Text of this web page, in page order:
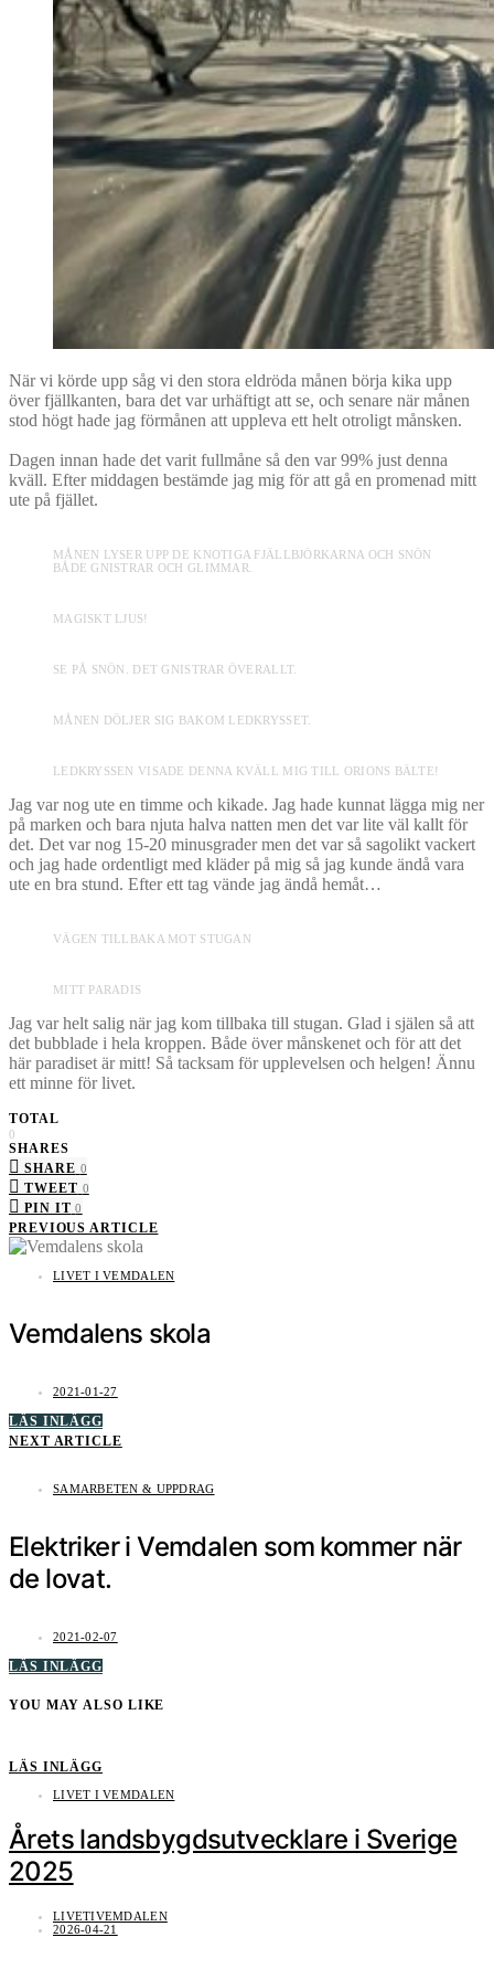
När vi körde upp såg vi den stora eldröda månen börja kika upp
över fjällkanten, bara det var urhäftigt att se, och senare när månen
stod högt hade jag förmånen att uppleva ett helt otroligt månsken.
Dagen innan hade det varit fullmåne så den var 99% just denna
kväll. Efter middagen bestämde jag mig för att gå en promenad mitt
ute på fjället.
MÅNEN LYSER UPP DE KNOTIGA FJÄLLBJÖRKARNA OCH SNÖN
BÅDE GNISTRAR OCH GLIMMAR.
MAGISKT LJUS!
SE PÅ SNÖN. DET GNISTRAR ÖVERALLT.
MÅNEN DÖLJER SIG BAKOM LEDKRYSSET.
LEDKRYSSEN VISADE DENNA KVÄLL MIG TILL ORIONS BÄLTE!
Jag var nog ute en timme och kikade. Jag hade kunnat lägga mig ner
på marken och bara njuta halva natten men det var lite väl kallt för
det. Det var nog 15-20 minusgrader men det var så sagolikt vackert
och jag hade ordentligt med kläder på mig så jag kunde ändå vara
ute en bra stund. Efter ett tag vände jag ändå hemåt…
VÄGEN TILLBAKA MOT STUGAN
MITT PARADIS
Jag var helt salig när jag kom tillbaka till stugan. Glad i själen så att
det bubblade i hela kroppen. Både över månskenet och för att det
här paradiset är mitt! Så tacksam för upplevelsen och helgen! Ännu
ett minne för livet.
TOTAL
0
SHARES
SHARE 0
TWEET 0
PIN IT 0
PREVIOUS ARTICLE
LIVET I VEMDALEN
Vemdalens skola
2021-01-27
LÄS INLÄGG
NEXT ARTICLE
SAMARBETEN & UPPDRAG
Elektriker i Vemdalen som kommer när
de lovat.
2021-02-07
LÄS INLÄGG
YOU MAY ALSO LIKE
LÄS INLÄGG
LIVET I VEMDALEN
Årets landsbygdsutvecklare i Sverige
2025
LIVETIVEMDALEN
2026-04-21